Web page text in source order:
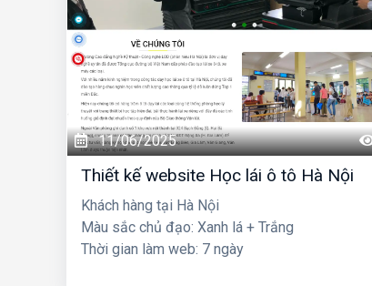
11/06/2025
Thiết kế website Học lái ô tô Hà Nội
Khách hàng tại Hà Nội
Màu sắc chủ đạo: Xanh lá + Trắng
Thời gian làm web: 7 ngày